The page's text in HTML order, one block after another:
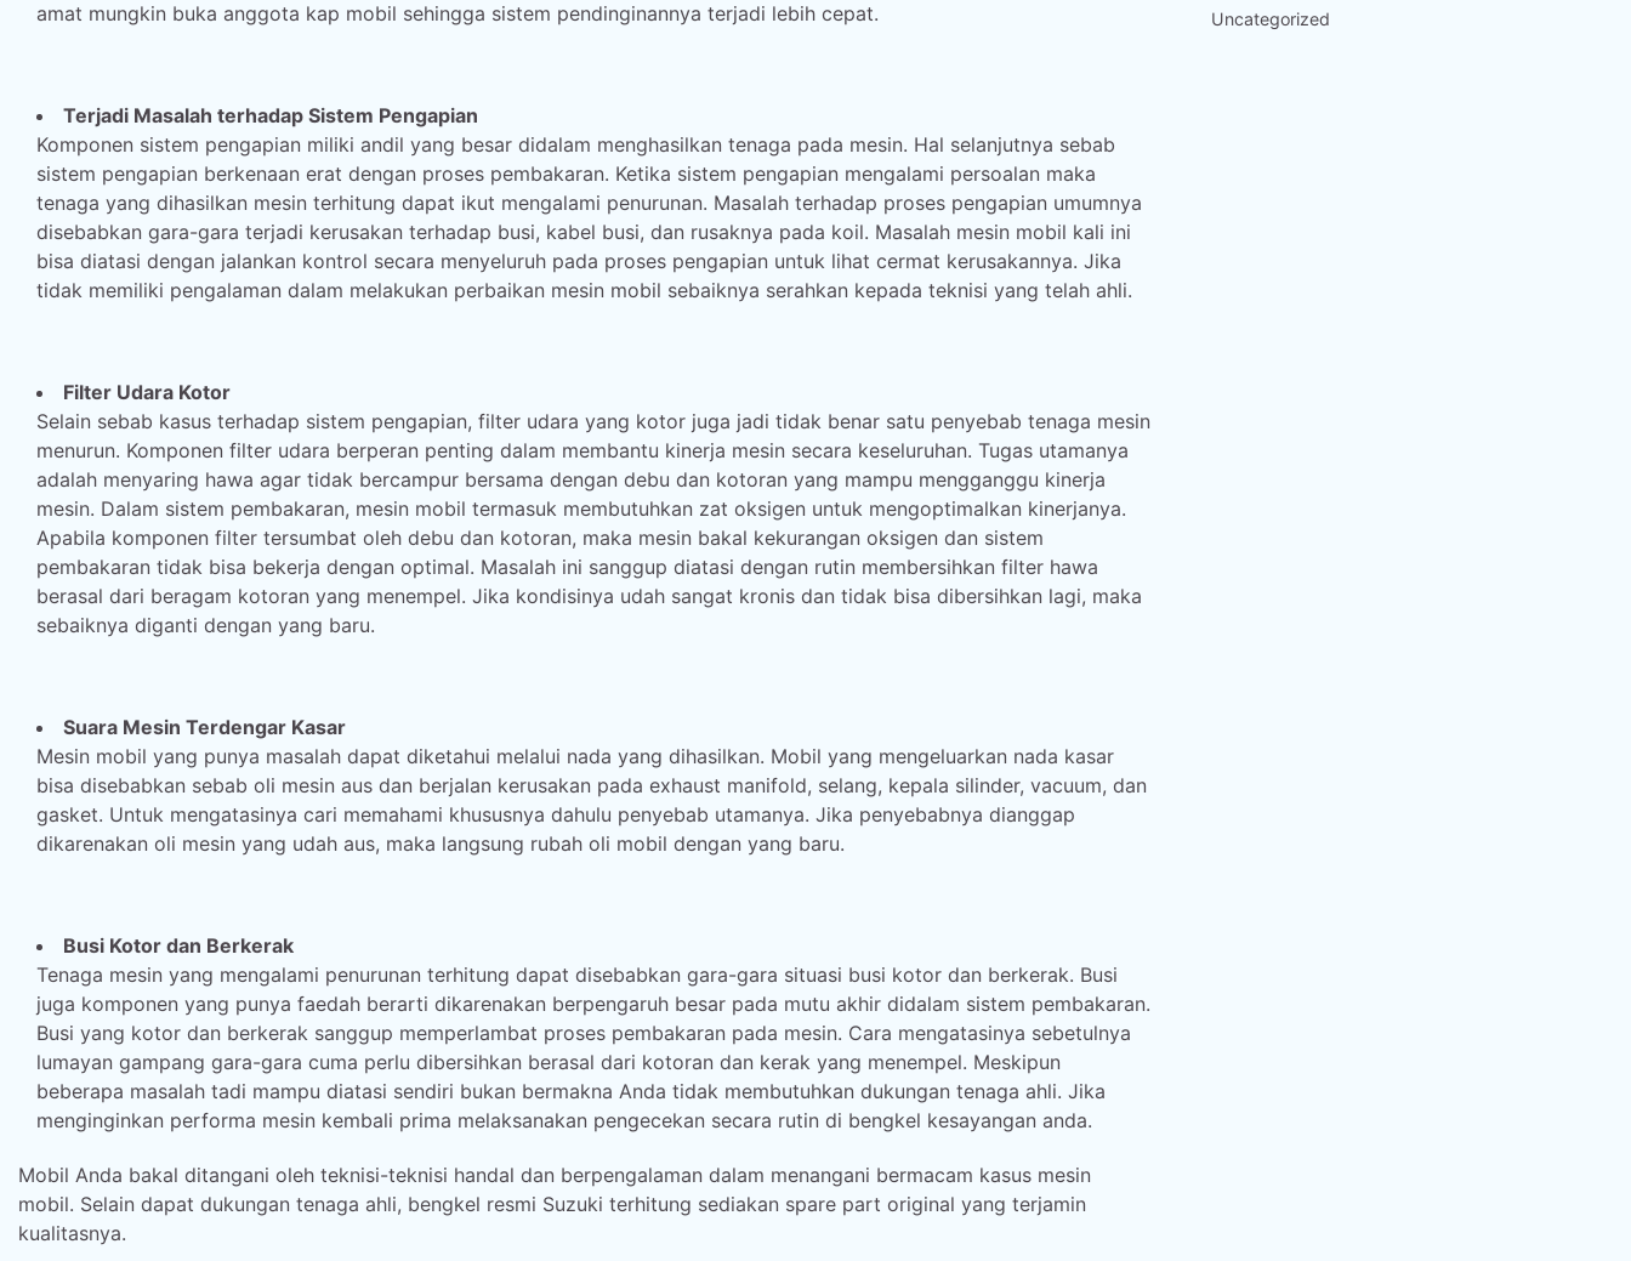
amat mungkin buka anggota kap mobil sehingga sistem pendinginannya terjadi lebih cepat.
Terjadi Masalah terhadap Sistem Pengapian
Komponen sistem pengapian miliki andil yang besar didalam menghasilkan tenaga pada mesin. Hal selanjutnya sebab
sistem pengapian berkenaan erat dengan proses pembakaran. Ketika sistem pengapian mengalami persoalan maka
tenaga yang dihasilkan mesin terhitung dapat ikut mengalami penurunan. Masalah terhadap proses pengapian umumnya
disebabkan gara-gara terjadi kerusakan terhadap busi, kabel busi, dan rusaknya pada koil. Masalah mesin mobil kali ini
bisa diatasi dengan jalankan kontrol secara menyeluruh pada proses pengapian untuk lihat cermat kerusakannya. Jika
tidak memiliki pengalaman dalam melakukan perbaikan mesin mobil sebaiknya serahkan kepada teknisi yang telah ahli.
Filter Udara Kotor
Selain sebab kasus terhadap sistem pengapian, filter udara yang kotor juga jadi tidak benar satu penyebab tenaga mesin
menurun. Komponen filter udara berperan penting dalam membantu kinerja mesin secara keseluruhan. Tugas utamanya
adalah menyaring hawa agar tidak bercampur bersama dengan debu dan kotoran yang mampu mengganggu kinerja
mesin. Dalam sistem pembakaran, mesin mobil termasuk membutuhkan zat oksigen untuk mengoptimalkan kinerjanya.
Apabila komponen filter tersumbat oleh debu dan kotoran, maka mesin bakal kekurangan oksigen dan sistem
pembakaran tidak bisa bekerja dengan optimal. Masalah ini sanggup diatasi dengan rutin membersihkan filter hawa
berasal dari beragam kotoran yang menempel. Jika kondisinya udah sangat kronis dan tidak bisa dibersihkan lagi, maka
sebaiknya diganti dengan yang baru.
Suara Mesin Terdengar Kasar
Mesin mobil yang punya masalah dapat diketahui melalui nada yang dihasilkan. Mobil yang mengeluarkan nada kasar
bisa disebabkan sebab oli mesin aus dan berjalan kerusakan pada exhaust manifold, selang, kepala silinder, vacuum, dan
gasket. Untuk mengatasinya cari memahami khususnya dahulu penyebab utamanya. Jika penyebabnya dianggap
dikarenakan oli mesin yang udah aus, maka langsung rubah oli mobil dengan yang baru.
Busi Kotor dan Berkerak
Tenaga mesin yang mengalami penurunan terhitung dapat disebabkan gara-gara situasi busi kotor dan berkerak. Busi
juga komponen yang punya faedah berarti dikarenakan berpengaruh besar pada mutu akhir didalam sistem pembakaran.
Busi yang kotor dan berkerak sanggup memperlambat proses pembakaran pada mesin. Cara mengatasinya sebetulnya
lumayan gampang gara-gara cuma perlu dibersihkan berasal dari kotoran dan kerak yang menempel. Meskipun
beberapa masalah tadi mampu diatasi sendiri bukan bermakna Anda tidak membutuhkan dukungan tenaga ahli. Jika
menginginkan performa mesin kembali prima melaksanakan pengecekan secara rutin di bengkel kesayangan anda.
Mobil Anda bakal ditangani oleh teknisi-teknisi handal dan berpengalaman dalam menangani bermacam kasus mesin
mobil. Selain dapat dukungan tenaga ahli, bengkel resmi Suzuki terhitung sediakan spare part original yang terjamin
kualitasnya.
Uncategorized